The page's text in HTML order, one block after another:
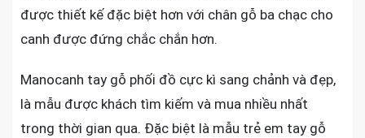
được thiết kế đặc biệt hơn với chân gỗ ba chạc cho
canh được đứng chắc chắn hơn.
Manocanh tay gỗ phối đồ cực kì sang chảnh và đẹp,
là mẫu được khách tìm kiếm và mua nhiều nhất
trong thời gian qua. Đặc biệt là mẫu trẻ em tay gỗ